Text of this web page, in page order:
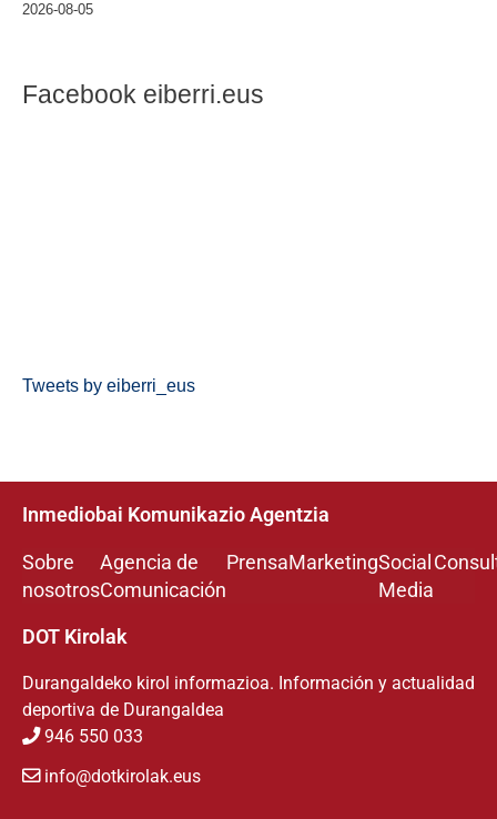
2026-08-05
Facebook eiberri.eus
Tweets by eiberri_eus
Inmediobai Komunikazio Agentzia
Sobre
nosotros
Agencia de
Comunicación
PrensaMarketingSocial
Media
DOT Kirolak
Durangaldeko kirol informazioa. Información y actualidad
deportiva de Durangaldea
946 550 033
info@dotkirolak.eus